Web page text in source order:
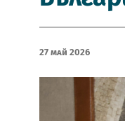
27 Май 2026